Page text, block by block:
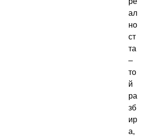
ал
но
ст
та
–
то
й
ра
зб
ир
а,